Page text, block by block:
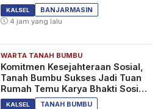
KALSEL
BANJARMASIN
4 jam yang lalu
WARTA TANAH BUMBU
Komitmen Kesejahteraan Sosial,
Tanah Bumbu Sukses Jadi Tuan
Rumah Temu Karya Bhakti Sosial
PSM Ke-23
KALSEL
TANAH BUMBU